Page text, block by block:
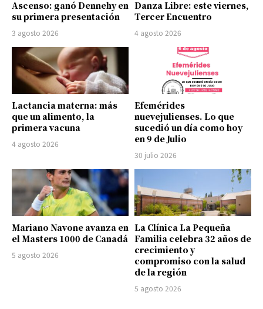
Ascenso: ganó Dennehy en
su primera presentación
3 agosto 2026
Danza Libre: este viernes,
Tercer Encuentro
4 agosto 2026
Lactancia materna: más
que un alimento, la
primera vacuna
4 agosto 2026
Efemérides
nuevejulienses. Lo que
sucedió un día como hoy
en 9 de Julio
30 julio 2026
Mariano Navone avanza en
el Masters 1000 de Canadá
5 agosto 2026
La Clínica La Pequeña
Familia celebra 32 años de
crecimiento y
compromiso con la salud
de la región
5 agosto 2026